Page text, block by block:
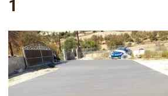
1